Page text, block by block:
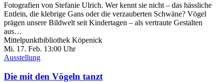
Fotografien von Stefanie Ulrich. Wer kennt sie nicht – das hässliche
Entlein, die klebrige Gans oder die verzauberten Schwäne? Vögel
prägen unsere Bildwelt seit Kindertagen – als vertraute Gestalten
aus…
Mittelpunktbibliothek Köpenick
Mi. 17. Feb. 13:00 Uhr
Ausstellung
Die mit den Vögeln tanzt